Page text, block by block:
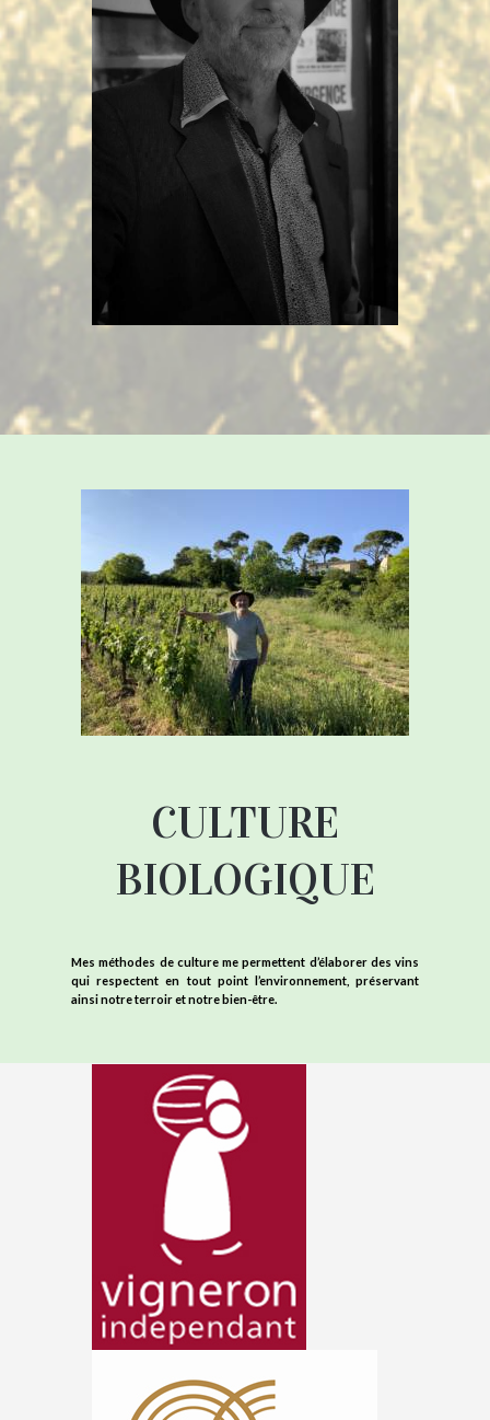
CULTURE
BIOLOGIQUE
Mes méthodes de culture me permettent d’élaborer des vins
qui respectent en tout point l’environnement, préservant
ainsi notre terroir et notre bien-être.